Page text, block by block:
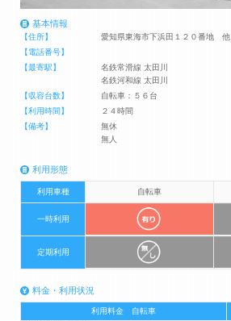
基本情報
【住所】
愛知県東海市下浜田１２０番地 他
【電話番号】
【最寄駅】
名鉄常滑線 太田川
名鉄河和線 太田川
【収容台数】
自転車：５６台
【利用時間】
２４時間
【備考】
無休
無人
利用形態
利用車種 自転車
一時利用
定期利用
料金・利用状況
利用料金 自転車